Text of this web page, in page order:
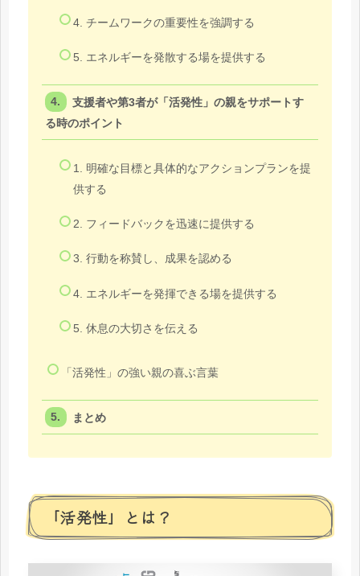
4. チームワークの重要性を強調する
5. エネルギーを発散する場を提供する
支援者や第3者が「活発性」の親をサポートす
る時のポイント
1. 明確な目標と具体的なアクションプランを提
供する
2. フィードバックを迅速に提供する
3. 行動を称賛し、成果を認める
4. エネルギーを発揮できる場を提供する
5. 休息の大切さを伝える
「活発性」の強い親の喜ぶ言葉
まとめ
「活発性」とは？